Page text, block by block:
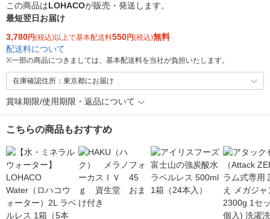
この商品はLOHACOが販売・発送します。
最短翌日お届け
3,780円(税込)以上で基本配送料550円(税込)無料
配送料について
※一部の商品につきましては、基本配送料を当社が負担いたします。
在庫確認住所：東京都にお届け
賞味期限/使用期限・返品について
こちらの商品もおすすめ